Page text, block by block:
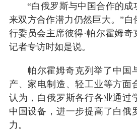
“白俄罗斯与中国合作的成
来双方合作潜力仍然巨大。”白
行委员会主席彼得·帕尔霍姆
记者专访时如是说。
帕尔霍姆奇克列举了中国
产、家电制造、轻工业等方面
认为，白俄罗斯各行各业通过
中国设备，进一步提高了白俄
力。